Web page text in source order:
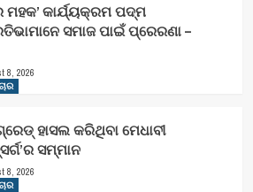
କାର୍ଯ୍ୟକ୍ରମ ପଦ୍ମ
ସମାଜ ପାଇଁ ପ୍ରେରଣା –
8, 2026
ହାସଲ କରିଥିବା ମେଧାବୀ
ସମ୍ମାନ
8, 2026